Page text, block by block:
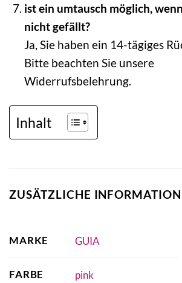
ist ein umtausch möglich,
nicht gefällt?
Ja, Sie haben ein 14-tägiges
Bitte beachten Sie unsere
Widerrufsbelehrung.
Inhalt
ZUSÄTZLICHE
MARKE GUIA
FARBE pink